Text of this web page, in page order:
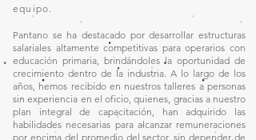
equipo.
Pantano se ha destacado por desarrollar estructuras
salariales altamente competitivas para operarios con
educación primaria, brindándoles la oportunidad de
crecimiento dentro de la industria. A lo largo de los
años, hemos recibido en nuestros talleres a personas
sin experiencia en el oficio, quienes, gracias a nuestro
plan integral de capacitación, han adquirido las
habilidades necesarias para alcanzar remuneraciones
por encima del promedio del sector, sin depender de